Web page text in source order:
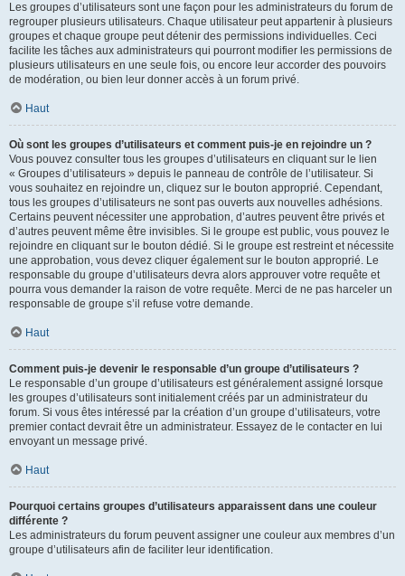
Les groupes d’utilisateurs sont une façon pour les administrateurs du forum de
regrouper plusieurs utilisateurs. Chaque utilisateur peut appartenir à plusieurs
groupes et chaque groupe peut détenir des permissions individuelles. Ceci
facilite les tâches aux administrateurs qui pourront modifier les permissions de
plusieurs utilisateurs en une seule fois, ou encore leur accorder des pouvoirs
de modération, ou bien leur donner accès à un forum privé.
Haut
Où sont les groupes d’utilisateurs et comment puis-je en rejoindre un ?
Vous pouvez consulter tous les groupes d’utilisateurs en cliquant sur le lien
« Groupes d’utilisateurs » depuis le panneau de contrôle de l’utilisateur. Si
vous souhaitez en rejoindre un, cliquez sur le bouton approprié. Cependant,
tous les groupes d’utilisateurs ne sont pas ouverts aux nouvelles adhésions.
Certains peuvent nécessiter une approbation, d’autres peuvent être privés et
d’autres peuvent même être invisibles. Si le groupe est public, vous pouvez le
rejoindre en cliquant sur le bouton dédié. Si le groupe est restreint et nécessite
une approbation, vous devez cliquer également sur le bouton approprié. Le
responsable du groupe d’utilisateurs devra alors approuver votre requête et
pourra vous demander la raison de votre requête. Merci de ne pas harceler un
responsable de groupe s’il refuse votre demande.
Haut
Comment puis-je devenir le responsable d’un groupe d’utilisateurs ?
Le responsable d’un groupe d’utilisateurs est généralement assigné lorsque
les groupes d’utilisateurs sont initialement créés par un administrateur du
forum. Si vous êtes intéressé par la création d’un groupe d’utilisateurs, votre
premier contact devrait être un administrateur. Essayez de le contacter en lui
envoyant un message privé.
Haut
Pourquoi certains groupes d’utilisateurs apparaissent dans une couleur
différente ?
Les administrateurs du forum peuvent assigner une couleur aux membres d’un
groupe d’utilisateurs afin de faciliter leur identification.